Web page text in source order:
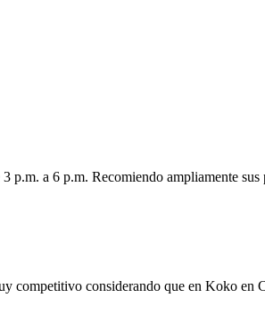
p.m. a 6 p.m. Recomiendo ampliamente sus
competitivo considerando que en Koko en